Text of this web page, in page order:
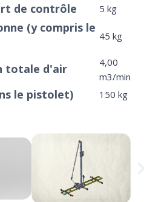
de contrôle 5 kg
(y compris le
45 kg
totale d'air
4,00
m3/min
le pistolet) 150 kg